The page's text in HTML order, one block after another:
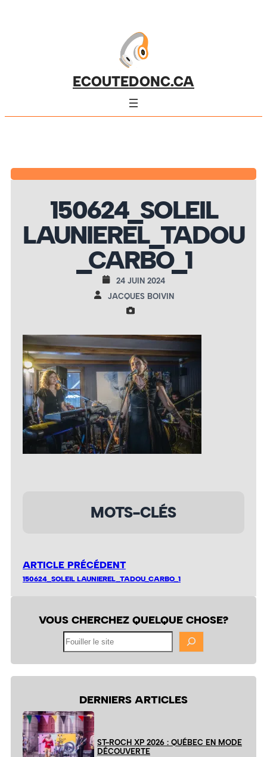
ECOUTEDONC.CA
150624_SOLEIL
LAUNIEREL_TADOU
_CARBO_1
24 JUIN 2024
JACQUES BOIVIN
MOTS-CLÉS
ARTICLE PRÉCÉDENT
150624_SOLEIL LAUNIEREL_TADOU_CARBO_1
VOUS CHERCHEZ QUELQUE CHOSE?
DERNIERS ARTICLES
ST-ROCH XP 2026 : QUÉBEC EN MODE
DÉCOUVERTE